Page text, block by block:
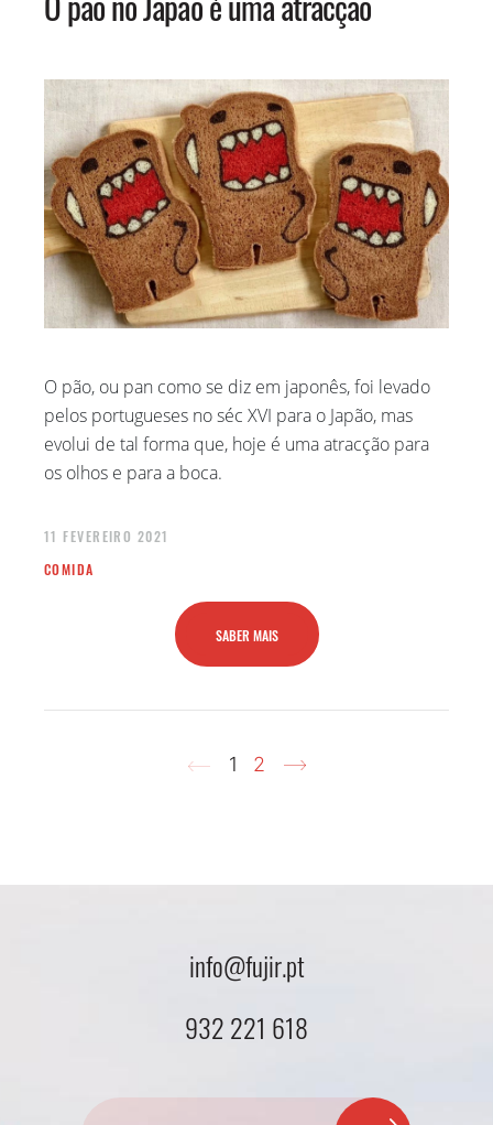
O pão, ou pan como se diz em japonês, foi levado
pelos portugueses no séc XVI para o Japão, mas
evolui de tal forma que, hoje é uma atracção para
os olhos e para a boca.
11 FEVEREIRO 2021
COMIDA
SABER MAIS
1 2
info@fujir.pt
932 221 618